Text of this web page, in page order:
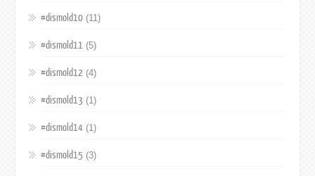
#dismold10(11)
#dismold11 (5)
#dismold12 (4)
#dismold13 (1)
#dismold14(1)
#dismold15 (3)